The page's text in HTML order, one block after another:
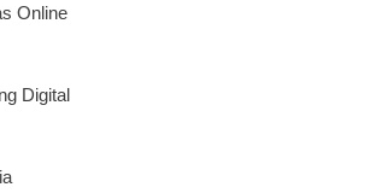
Online
Digital